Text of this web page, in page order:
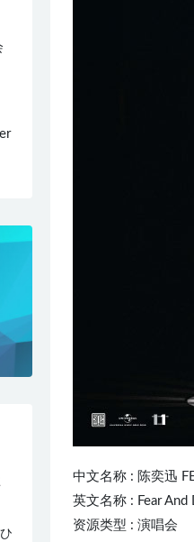
中文名称 : 陈奕迅
英文名称 : Fear And
资源类型 : 演唱会